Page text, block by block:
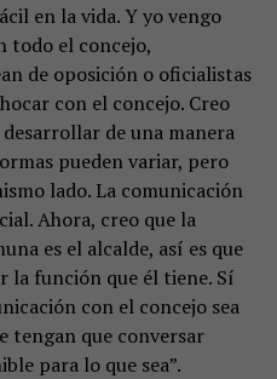
en la vida. Y yo vengo
todo el concejo,
de oposición o oficialistas
con el concejo. Creo
de una manera
pueden variar, pero
lado. La comunicación
Ahora, creo que la
es el alcalde, así es que
la función que él tiene. Sí
con el concejo sea
tengan que conversar
para lo que sea”.